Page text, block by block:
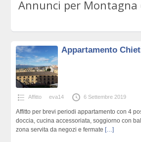
Annunci per Montagna
Appartamento
Affitto eva14 6 Settembre 2019
Affitto per brevi periodi appartamento con 4
doccia, cucina accessoriata, soggiorno con
zona servita da negozi e fermate […]